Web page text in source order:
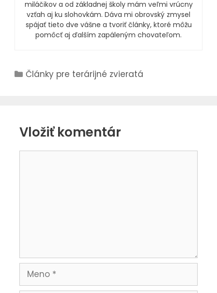
miláčikov a od základnej školy mám veľmi vrúcny
vzťah aj ku slohovkám. Dáva mi obrovský zmysel
spájať tieto dve vášne a tvoriť články, ktoré môžu
pomôcť aj ďalším zapáleným chovateľom.
Články pre terárijné zvieratá
Vložiť komentár